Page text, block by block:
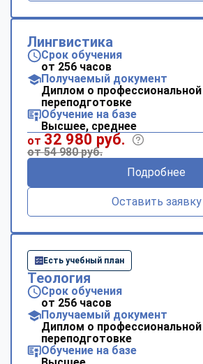
Лингвистика
Срок обучения
от 256 часов
Получаемый документ
Диплом о профессиональной
переподготовке
Обучение на базе
Высшее, среднее
от 32 980 руб.
от 54 980 руб.
Подробнее
Оставить заявку
Есть учебный план
Теология
Срок обучения
от 256 часов
Получаемый документ
Диплом о профессиональной
переподготовке
Обучение на базе